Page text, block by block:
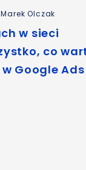
Marek Olczak
w sieci
co
Google Ads